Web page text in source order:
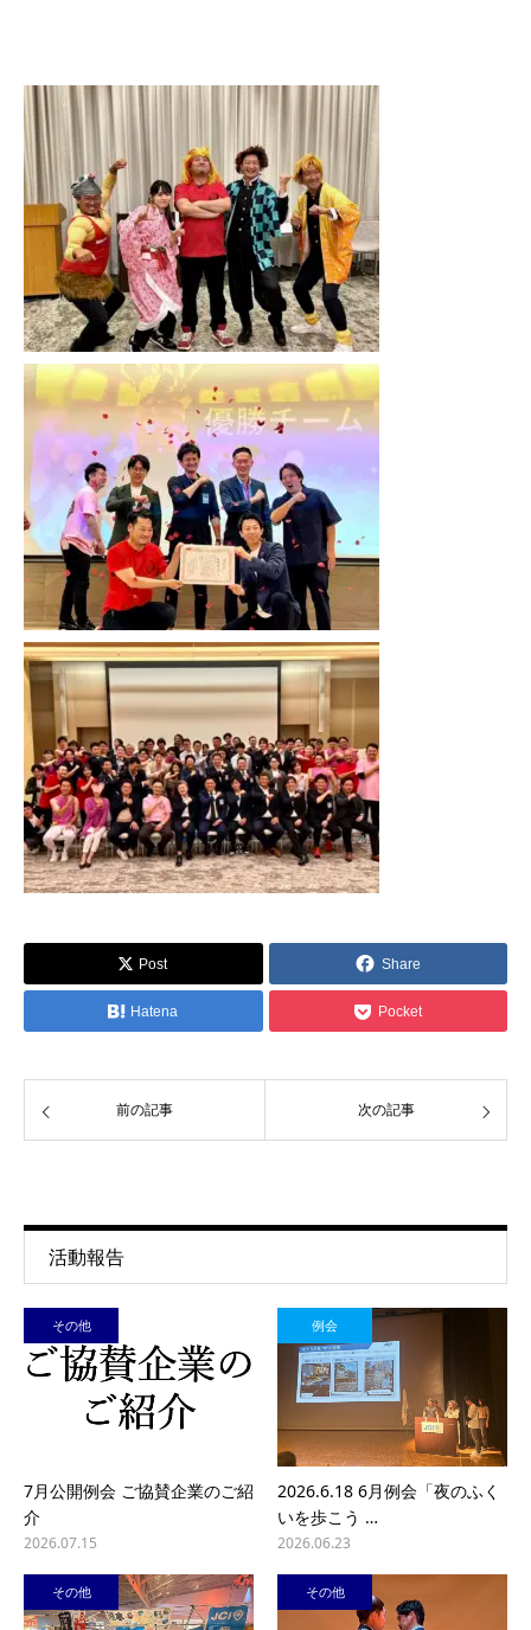
Post Share
Hatena Pocket
前の記事 次の記事
活動報告
その他
7月公開例会 ご協賛企業のご紹
介
2026.07.15
例会
2026.6.18 6月例会「夜のふく
いを歩こう …
2026.06.23
その他 その他